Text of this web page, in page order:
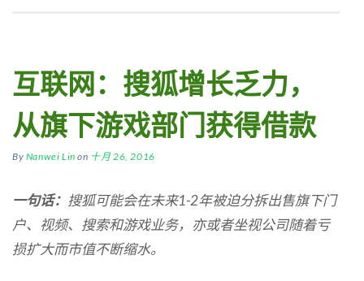
互联网：搜狐增长乏力，
从旗下游戏部门获得借款
By Nanwei Lin on 十月 26, 2016
一句话： 搜狐可能会在未来1-2年被迫分拆出售旗下门
户、视频、搜索和游戏业务，亦或者坐视公司随着亏
损扩大而市值不断缩水。